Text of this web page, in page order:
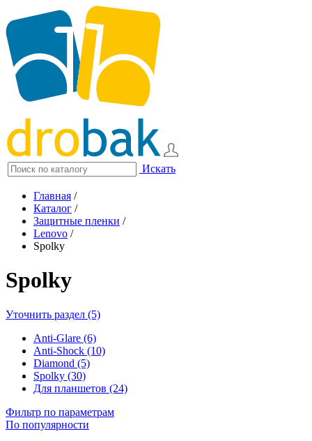
Искать
Главная /
Каталог /
Защитные пленки /
Lenovo /
Spolky
Spolky
Уточнить раздел (5)
Anti-Glare (6)
Anti-Shock (10)
Diamond (5)
Spolky (30)
Для планшетов (24)
Фильтр по параметрам
По популярности